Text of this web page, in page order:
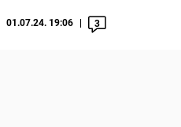
01.07.24. 19:06 3